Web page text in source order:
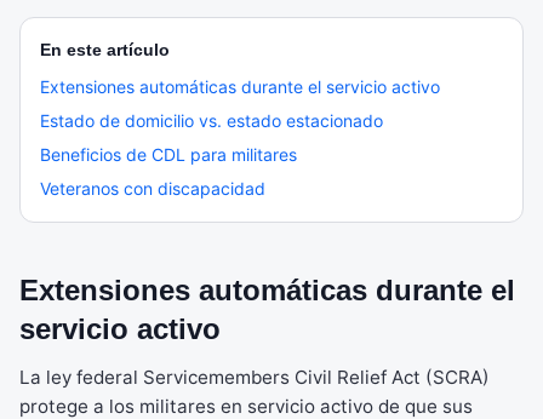
En este artículo
Extensiones automáticas durante el servicio activo
Estado de domicilio vs. estado estacionado
Beneficios de CDL para militares
Veteranos con discapacidad
Extensiones automáticas durante el
servicio activo
La ley federal Servicemembers Civil Relief Act (SCRA)
protege a los militares en servicio activo de que sus